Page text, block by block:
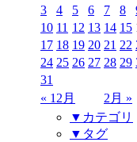
« 12月 2月 »
3
4 5 6 7 8
10 11 12 13 14 15
17 18 19 20 21 22
24 25 26 27 28 29
31
▼カテゴリ
▼タグ